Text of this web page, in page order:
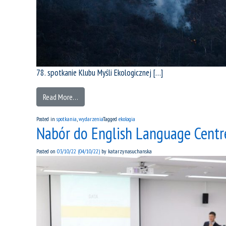
78. spotkanie Klubu Myśli Ekologicznej […]
Read More…
Posted in spotkania wydarzeniaTagged ekologia
Nabór do English Language
Posted on 03/10/22 (04/10/22) by katarzynasuchanska